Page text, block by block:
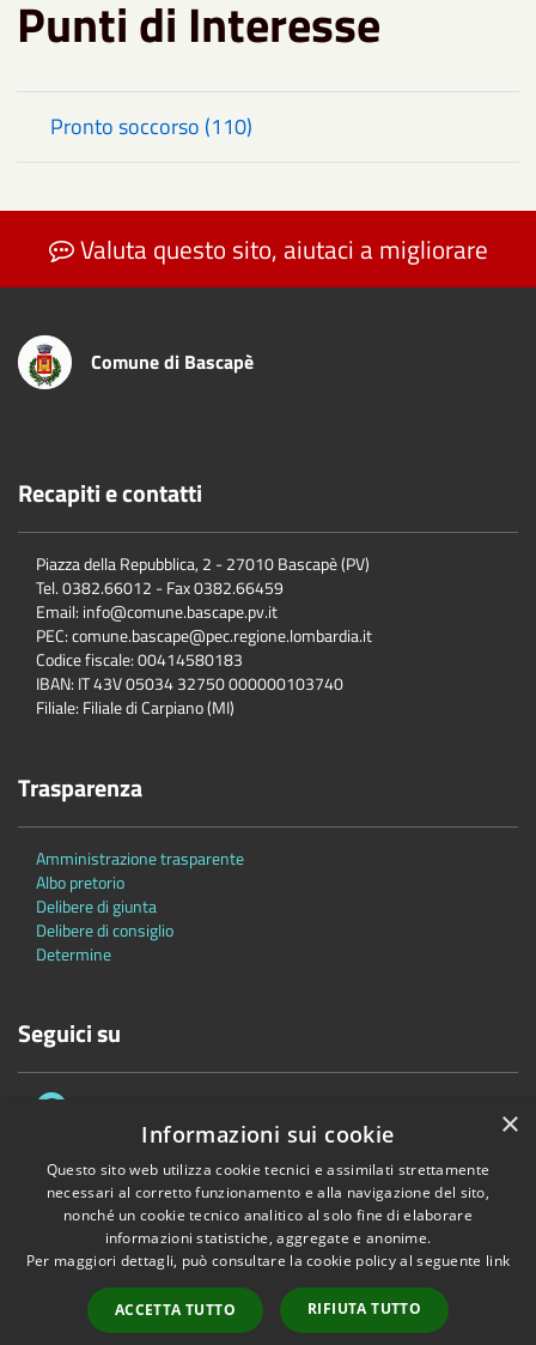
Punti di Interesse
Pronto soccorso (110)
Valuta questo sito, aiutaci a migliorare
Comune di Bascapè
Recapiti e contatti
Piazza della Repubblica, 2 - 27010 Bascapè (PV)
Tel. 0382.66012 - Fax 0382.66459
Email: info@comune.bascape.pv.it
PEC: comune.bascape@pec.regione.lombardia.it
Codice fiscale: 00414580183
IBAN: IT 43V 05034 32750 000000103740
Filiale: Filiale di Carpiano (MI)
Trasparenza
Amministrazione trasparente
Albo pretorio
Delibere di giunta
Delibere di consiglio
Determine
Seguici su
Accessibilità Privacy Cookie
Mappa del sito
Copyright © 2026 • Comune di Bascapè • Powered byMunicipium•
Accesso redazione
×
Informazioni sui cookie
Questo sito web utilizza cookie tecnici e assimilati strettamente
necessari al corretto funzionamento e alla navigazione del sito,
nonché un cookie tecnico analitico al solo fine di elaborare
informazioni statistiche, aggregate e anonime.
Per maggiori dettagli, può consultare la cookie policy al seguente link
ACCETTA TUTTO RIFIUTA TUTTO